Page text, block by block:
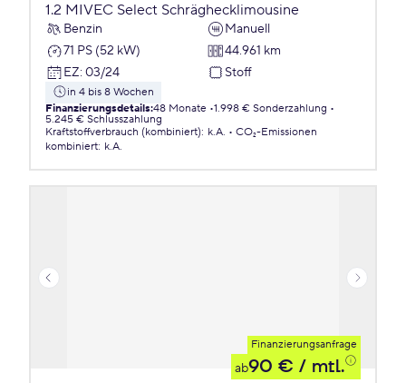
1.2 MIVEC Select Schräghecklimousine
Benzin
Manuell
71 PS (52 kW)
44.961 km
EZ: 03/24 Stoff
in 4 bis 8 Wochen
Finanzierungsdetails:48 Monate 1.998 € Sonderzahlung
5.245 € Schlusszahlung
Kraftstoffverbrauch (kombiniert): k.A.
CO₂-Emissionen
kombiniert: k.A.
Finanzierungsanfrage
ab90 € / mtl.